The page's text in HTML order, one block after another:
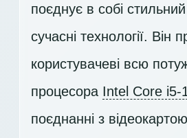
поєднує в собі
сучасні технології. Він
користувачеві всю
процесора Intel Core i5-
поєднанні з відеокартою